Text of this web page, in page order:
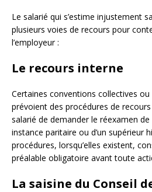
Le salarié qui s’estime injustement
plusieurs voies de recours pour
l’employeur :
Le recours interne
Certaines conventions collectives ou
prévoient des procédures de
salarié de demander le réexamen de
instance paritaire ou d’un supérieur
procédures, lorsqu’elles existent,
préalable obligatoire avant toute
La saisine du Conseil